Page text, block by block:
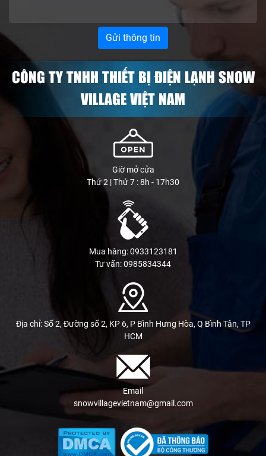
CÔNG TY TNHH THIẾT BỊ ĐIỆN LẠNH SNOW
VILLAGE VIỆT NAM
Giờ mở cửa
Thứ 2 | Thứ 7 : 8h - 17h30
Mua hàng: 0933123181
Tư vấn: 0985834344
Địa chỉ: Số 2, Đường số 2, KP 6, P Bình Hưng Hòa, Q Bình Tân, TP
HCM
Email
snowvillagevietnam@gmail.com